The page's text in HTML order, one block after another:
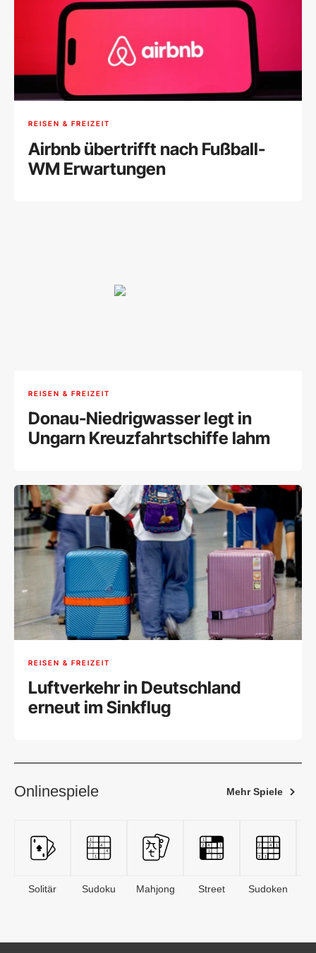
REISEN & FREIZEIT
Airbnb übertrifft nach Fußball-
WM Erwartungen
REISEN & FREIZEIT
Donau-Niedrigwasser legt in
Ungarn Kreuzfahrtschiffe lahm
REISEN & FREIZEIT
Luftverkehr in Deutschland
erneut im Sinkflug
Onlinespiele Mehr Spiele
Solitär Sudoku Mahjong Street Sudoken